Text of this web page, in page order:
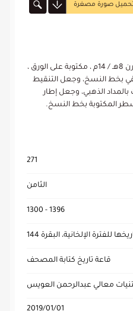
صورة مصغرة
رقعة من القرآن الكريم ، يرجع تاريخها للفترة الإلخانية في القرن 8هـ / 14م ، مكتوبة على الورق ،
بخط النسخ، وجعل التنقيط
الذهبي، وجعل إطار
المكتوبة بخط النسخ.
271
الثامن
1300 - 1396
قاعة تاريخ كتابة المصحف
معالي عبدالرحمن العويس
2019/01/01